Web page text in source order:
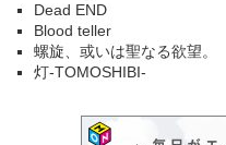
Dead END
Blood teller
螺旋、或いは聖なる欲望。
灯-TOMOSHIBI-